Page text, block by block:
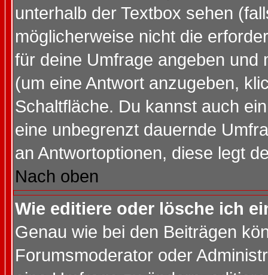
unterhalb der Textbox sehen
möglicherweise nicht die
für deine Umfrage angeben und
(um eine Antwort anzugeben,
Schaltfläche. Du kannst auch
eine unbegrenzt dauernde
an Antwortoptionen, diese legt
Nach oben
Wie editiere oder lösche ich
Genau wie bei den Beiträgen
Forumsmoderator oder